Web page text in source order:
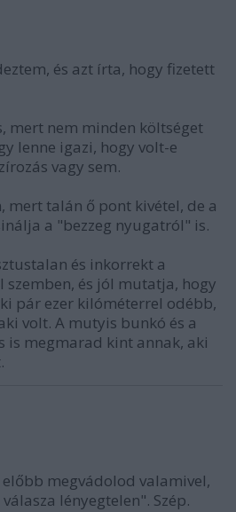
és azt írta, hogy fizetett
mert nem minden költséget
lenne igazi, hogy volt-e
vagy sem.
mert talán ő pont kivétel, de a
a "bezzeg nyugatról" is.
és inkorrekt a
és jól mutatja, hogy
pár ezer kilóméterrel odébb,
volt. A mutyis bunkó és a
is megmarad kint annak, aki
előbb megvádolod valamivel,
lényegtelen". Szép.